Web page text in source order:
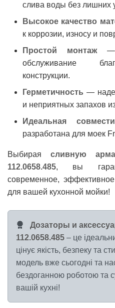
слива воды без лишних
Высокое качество
к коррозии, износу и
Простой монтаж—
обслуживание
конструкции.
Герметичность —
и неприятных запахов
Идеальная
разработана для моек
Выбирая сливную
112.0658.485, вы
современное,
для вашей кухонной мойки!
Дозаторы и
112.0658.485 – це
цінує якість, безпеку та
модель вже сьогодні та
бездоганною роботою та
вашій кухні!